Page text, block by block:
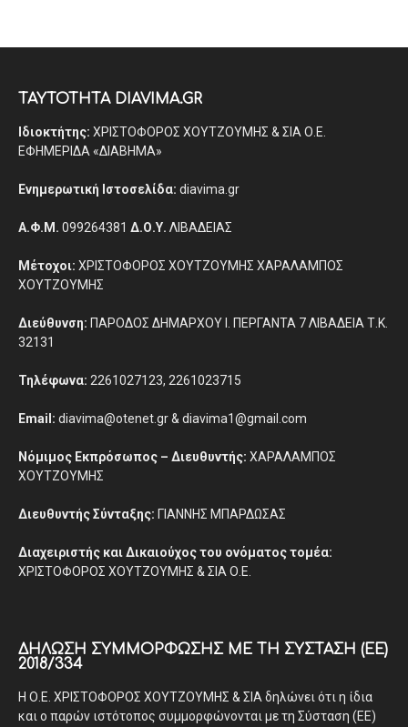
ΤΑΥΤΟΤΗΤΑ DIAVIMA.GR
Ιδιοκτήτης: ΧΡΙΣΤΟΦΟΡΟΣ ΧΟΥΤΖΟΥΜΗΣ & ΣΙΑ Ο.Ε.
ΕΦΗΜΕΡΙΔΑ «ΔΙΑΒΗΜΑ»
Ενημερωτική Ιστοσελίδα: diavima.gr
Α.Φ.Μ. 099264381 Δ.Ο.Υ. ΛΙΒΑΔΕΙΑΣ
Μέτοχοι: ΧΡΙΣΤΟΦΟΡΟΣ ΧΟΥΤΖΟΥΜΗΣ ΧΑΡΑΛΑΜΠΟΣ
ΧΟΥΤΖΟΥΜΗΣ
Διεύθυνση: ΠΑΡΟΔΟΣ ΔΗΜΑΡΧΟΥ Ι. ΠΕΡΓΑΝΤΑ 7 ΛΙΒΑΔΕΙΑ Τ.Κ.
32131
Τηλέφωνα: 2261027123, 2261023715
Email: diavima@otenet.gr & diavima1@gmail.com
Νόμιμος Εκπρόσωπος – Διευθυντής: ΧΑΡΑΛΑΜΠΟΣ
ΧΟΥΤΖΟΥΜΗΣ
Διευθυντής Σύνταξης: ΓΙΑΝΝΗΣ ΜΠΑΡΔΩΣΑΣ
Διαχειριστής και Δικαιούχος του ονόματος τομέα:
ΧΡΙΣΤΟΦΟΡΟΣ ΧΟΥΤΖΟΥΜΗΣ & ΣΙΑ Ο.Ε.
ΔΉΛΩΣΗ ΣΥΜΜΌΡΦΩΣΗΣ ΜΕ ΤΗ ΣΎΣΤΑΣΗ (ΕΕ)
2018/334
Η Ο.Ε. ΧΡΙΣΤΟΦΟΡΟΣ ΧΟΥΤΖΟΥΜΗΣ & ΣΙΑ δηλώνει ότι η ίδια
και ο παρών ιστότοπος συμμορφώνονται με τη Σύσταση (ΕΕ)